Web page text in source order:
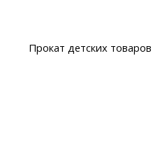
Прокат детских